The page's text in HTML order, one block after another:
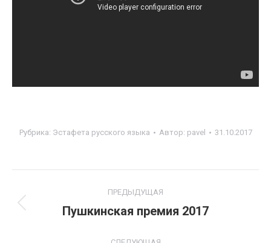
Рубрика: Эстафета русского языка Автор: pavel 31.10.2017
navigation
ПРЕДЫДУЩАЯ
Previous
Пушкинская премия 2017